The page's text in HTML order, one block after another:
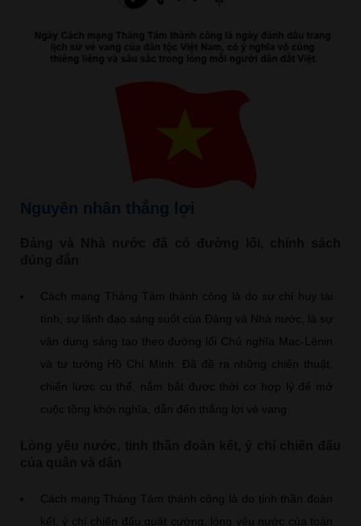
Nguyên nhân thắng lợi
Cách mạng Tháng Tám thành công là do sự chỉ huy tài
tình, sự lãnh đạo sáng suốt của Đảng và Nhà nước, là sự
vận dụng sáng tạo theo đường lối Chủ nghĩa Mac-Lênin
và tư tưởng Hồ Chí Minh. Đã đề ra những chiến thuật,
chiến lược cụ thể, nắm bắt được thời cơ hợp lý để mở
cuộc tồng khởi nghĩa, dẫn đến thắng lợi vẻ vang.
Cách mạng Tháng Tám thành công là do tinh thần đoàn
kết, ý chí chiến đấu quật cường, lòng yêu nước của toàn